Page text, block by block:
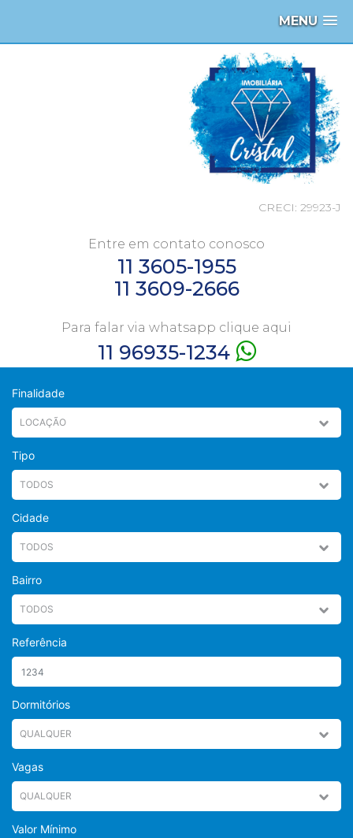
MENU
CRECI: 29923-J
Entre em contato conosco
11 3605-1955
11 3609-2666
Para falar via whatsapp clique aqui
11 96935-1234
Finalidade
Tipo
Cidade
Bairro
Referência
Dormitórios
Vagas
Valor Mínimo